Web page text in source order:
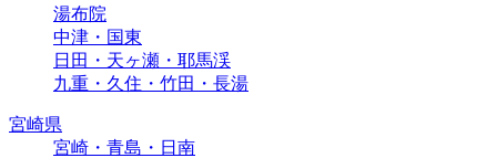
湯布院
中津・国東
日田・天ヶ瀬・耶馬渓
九重・久住・竹田・長湯
宮崎県
宮崎・青島・日南